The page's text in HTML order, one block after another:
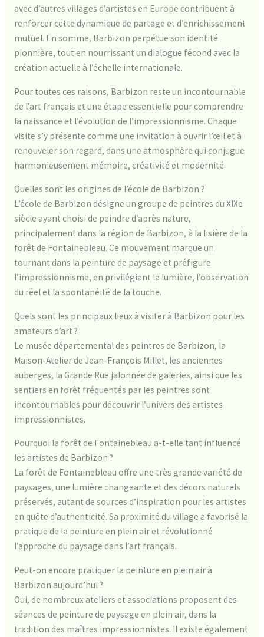
avec d’autres villages d’artistes en Europe contribuent à
renforcer cette dynamique de partage et d’enrichissement
mutuel. En somme, Barbizon perpétue son identité
pionnière, tout en nourrissant un dialogue fécond avec la
création actuelle à l’échelle internationale.
Pour toutes ces raisons, Barbizon reste un incontournable
de l’art français et une étape essentielle pour comprendre
la naissance et l’évolution de l’impressionnisme. Chaque
visite s’y présente comme une invitation à ouvrir l’œil et à
renouveler son regard, dans une atmosphère qui conjugue
harmonieusement mémoire, créativité et modernité.
Quelles sont les origines de l’école de Barbizon ?
L’école de Barbizon désigne un groupe de peintres du XIXe
siècle ayant choisi de peindre d’après nature,
principalement dans la région de Barbizon, à la lisière de la
forêt de Fontainebleau. Ce mouvement marque un
tournant dans la peinture de paysage et préfigure
l’impressionnisme, en privilégiant la lumière, l’observation
du réel et la spontanéité de la touche.
Quels sont les principaux lieux à visiter à Barbizon pour les
amateurs d’art ?
Le musée départemental des peintres de Barbizon, la
Maison-Atelier de Jean-François Millet, les anciennes
auberges, la Grande Rue jalonnée de galeries, ainsi que les
sentiers en forêt fréquentés par les peintres sont
incontournables pour découvrir l’univers des artistes
impressionnistes.
Pourquoi la forêt de Fontainebleau a-t-elle tant influencé
les artistes de Barbizon ?
La forêt de Fontainebleau offre une très grande variété de
paysages, une lumière changeante et des décors naturels
préservés, autant de sources d’inspiration pour les artistes
en quête d’authenticité. Sa proximité du village a favorisé la
pratique de la peinture en plein air et révolutionné
l’approche du paysage dans l’art français.
Peut-on encore pratiquer la peinture en plein air à
Barbizon aujourd’hui ?
Oui, de nombreux ateliers et associations proposent des
séances de peinture de paysage en plein air, dans la
tradition des maîtres impressionnistes. Il existe également